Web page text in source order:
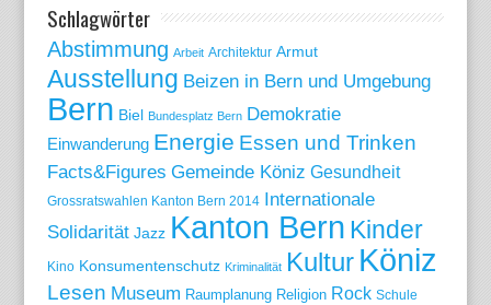
Schlagwörter
Abstimmung Arbeit Architektur Armut
Ausstellung Beizen in Bern und Umgebung
Bern Biel Bundesplatz Bern Demokratie
Einwanderung Energie Essen und Trinken
Facts&Figures Gemeinde Köniz Gesundheit
Grossratswahlen Kanton Bern 2014 Internationale
Solidarität Jazz Kanton Bern Kinder
Kino Konsumentenschutz Kriminalität Kultur Köniz
Lesen Museum Raumplanung Religion Rock Schule